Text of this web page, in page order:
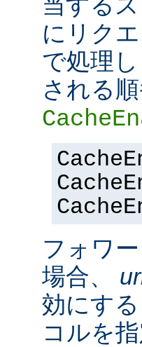
にリク
で処理
される
フォワ
場合、
効にす
コルを